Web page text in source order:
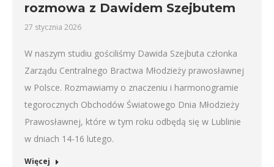
rozmowa z Dawidem Szejbutem
27 stycznia 2026
W naszym studiu gościliśmy Dawida Szejbuta członka
Zarządu Centralnego Bractwa Młodzieży prawosławnej
w Polsce. Rozmawiamy o znaczeniu i harmonogramie
tegorocznych Obchodów Światowego Dnia Młodzieży
Prawosławnej, które w tym roku odbędą się w Lublinie
w dniach 14-16 lutego.
Więcej